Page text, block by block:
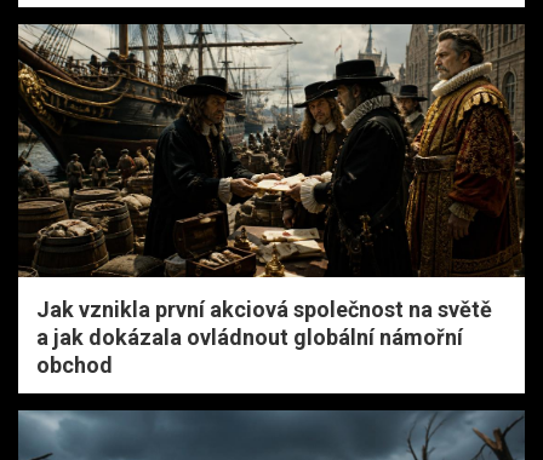
Jak vznikla první akciová společnost na světě
a jak dokázala ovládnout globální námořní
obchod